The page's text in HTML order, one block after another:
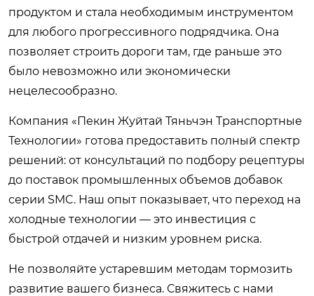
продуктом и стала необходимым инструментом
для любого прогрессивного подрядчика. Она
позволяет строить дороги там, где раньше это
было невозможно или экономически
нецелесообразно.
Компания «Пекин Жуйтай Тяньчэн Транспортные
Технологии» готова предоставить полный спектр
решений: от консультаций по подбору рецептуры
до поставок промышленных объемов добавок
серии SMC. Наш опыт показывает, что переход на
холодные технологии — это инвестиция с
быстрой отдачей и низким уровнем риска.
Не позволяйте устаревшим методам тормозить
развитие вашего бизнеса. Свяжитесь с нами